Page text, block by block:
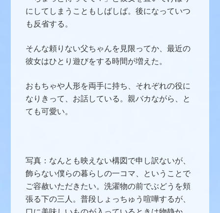
にしてしまうこともしばしば。後になっていつ
も反省する。
そんな頼りない父ちゃんを見限ってか、最近の
彼女はひとり遊びをする時間が増えた。
おもちゃや人形を両手に持ち、それぞれの役に
なりきって、お話している。親バカながら、と
ても可愛い。
写真：なんとも映えない構図で申し訳ないが、
飾らない僕らの暮らしの一コマ、ということで
ご容赦いただきたい。洗濯物の前でぶどうを頬
張る下の三人。普段しょっちゅう喧嘩するが、